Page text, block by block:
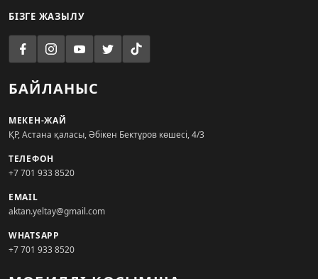
БІЗГЕ ЖАЗЫЛУ
БАЙЛАНЫС
МЕКЕН-ЖАЙ
ҚР, Астана қаласы, Әбікен Бектұров көшесі, 4/3
ТЕЛЕФОН
+7 701 933 8520
EMAIL
aktan.yeltay@gmail.com
WHATSAPP
+7 701 933 8520